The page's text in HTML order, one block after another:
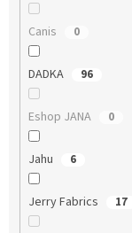
Canis 0
DADKA 96
Eshop JANA 0
Jahu 6
Jerry Fabrics 17